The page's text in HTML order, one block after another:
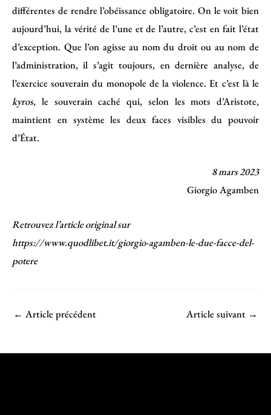
différentes de rendre l’obéissance obligatoire. On le voit bien
aujourd’hui, la vérité de l’une et de l’autre, c’est en fait l’état
d’exception. Que l’on agisse au nom du droit ou au nom de
l’administration, il s’agit toujours, en dernière analyse, de
l’exercice souverain du monopole de la violence. Et c’est là le
kyros, le souverain caché qui, selon les mots d’Aristote,
maintient en système les deux faces visibles du pouvoir
d’État.
8 mars 2023
Giorgio Agamben
Retrouvez l’article original sur
https://www.quodlibet.it/giorgio-agamben-le-due-facce-del-
potere
← Article précédent Article suivant →